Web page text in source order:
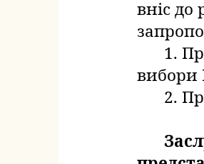
вніс до
1.
вибори
2.